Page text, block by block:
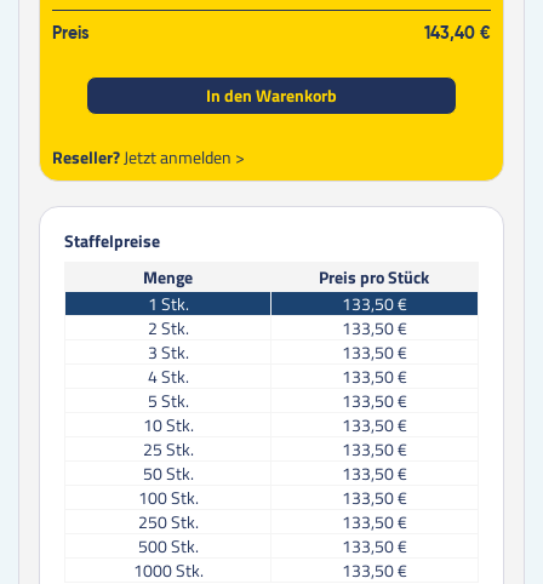
Preis 143,40 €
In den Warenkorb
Reseller?Jetzt anmelden >
Staffelpreise
Menge
Preis pro Stück
1 Stk.
133,50 €
2Stk.
133,50 €
3Stk.
133,50 €
4Stk.
133,50 €
5Stk.
133,50 €
10Stk.
133,50 €
25Stk.
133,50 €
50Stk.
133,50 €
100Stk.
133,50 €
250Stk.
133,50 €
500Stk.
133,50 €
1000Stk. 133,50 €